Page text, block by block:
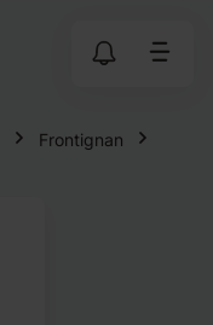
Frontignan